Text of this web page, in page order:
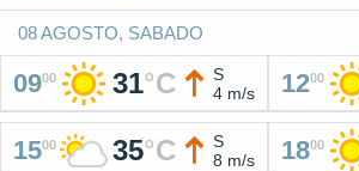
08 AGOSTO, SABADO
0900 31°C
S
4 m/s
1200
1500 35°C
S
8 m/s
1800